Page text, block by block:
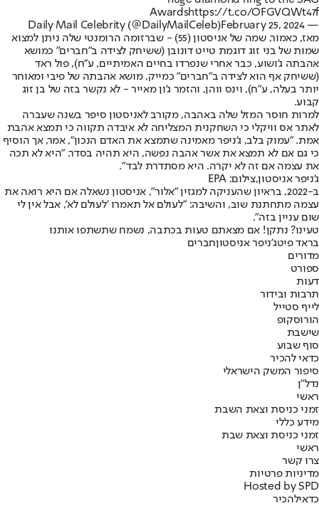
Awardshttps://t.co/OFGVQWt47f
— Daily Mail Celebrity (@DailyMailCeleb)
February 25, 2024
מאז, כאמור, שמה של אניסטון (55) - שברזומה הרומנטי שלה ניתן למצוא
שמות של בני זוג דוגמת טייט דונובן (ששיחק לצידה ב"חברים" כמושא
אהבתה ג'ושוע, כבר אחרי שנפרדו בחיים האמיתיים, ע"ח), פול ראד
(ששיחק אף הוא לצידה ב"חברים" כמייק, מושא אהבתה של פיבי ומאוחר
יותר בעלה, ע"ח), וינס ווהן, והזמר ג'ון מאייר - לא נקשר בזה של בן זוג
קבוע.
למרות חוסר המזל שלה באהבה, מקורב לאניסטון סיפר בשנה שעברה
לאתר אס וויקלי כי השחקנית המצליחה לא איבדה תקווה כי תמצא אהבת
אמת. "עמוק בלב, ג'ניפר מאמינה שתמצא את האדם הנכון", אמר, אך הוסיף
כי גם אם לא תמצא את אשר אהבה נפשה, היא תהיה בסדר. "היא לא תכה
את עצמה אם זה לא יקרה. היא מסתדרת לבד".
ג'ניפר אניסטון,צילום: EPA
ב-2022, בראיון שהעניקה למגזין "אלור", אניסטון נשאלה אם היא רואה את
עצמה מתחתנת שוב, והשיבה: "לעולם אל תאמרו 'לעולם לא', אבל אין לי
שום עניין בזה".
טעינו? נתקן! אם מצאתם טעות בכתבה, נשמח שתשתפו אותנו
בראד פיטג'ניפר אניסטוןחברים
מדורים
ספורט
דעות
תרבות ובידור
לייף סטייל
הורוסקופ
שישבת
סוף שבוע
כדאי להכיר
סיפור המשק הישראלי
נדל"ן
ראשי
זמני כניסת וצאת השבת
מידע כללי
זמני כניסת וצאת שבת
ראשי
צרו קשר
מדיניות פרטיות
Hosted by SPD
כדאילהכיר